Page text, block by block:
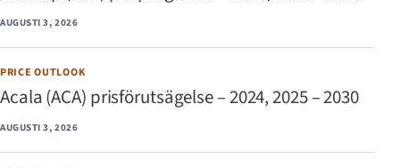
AUGUSTI 3, 2026
PRICE OUTLOOK
Acala (ACA) prisförutsägelse – 2024, 2025 – 2030
AUGUSTI 3, 2026